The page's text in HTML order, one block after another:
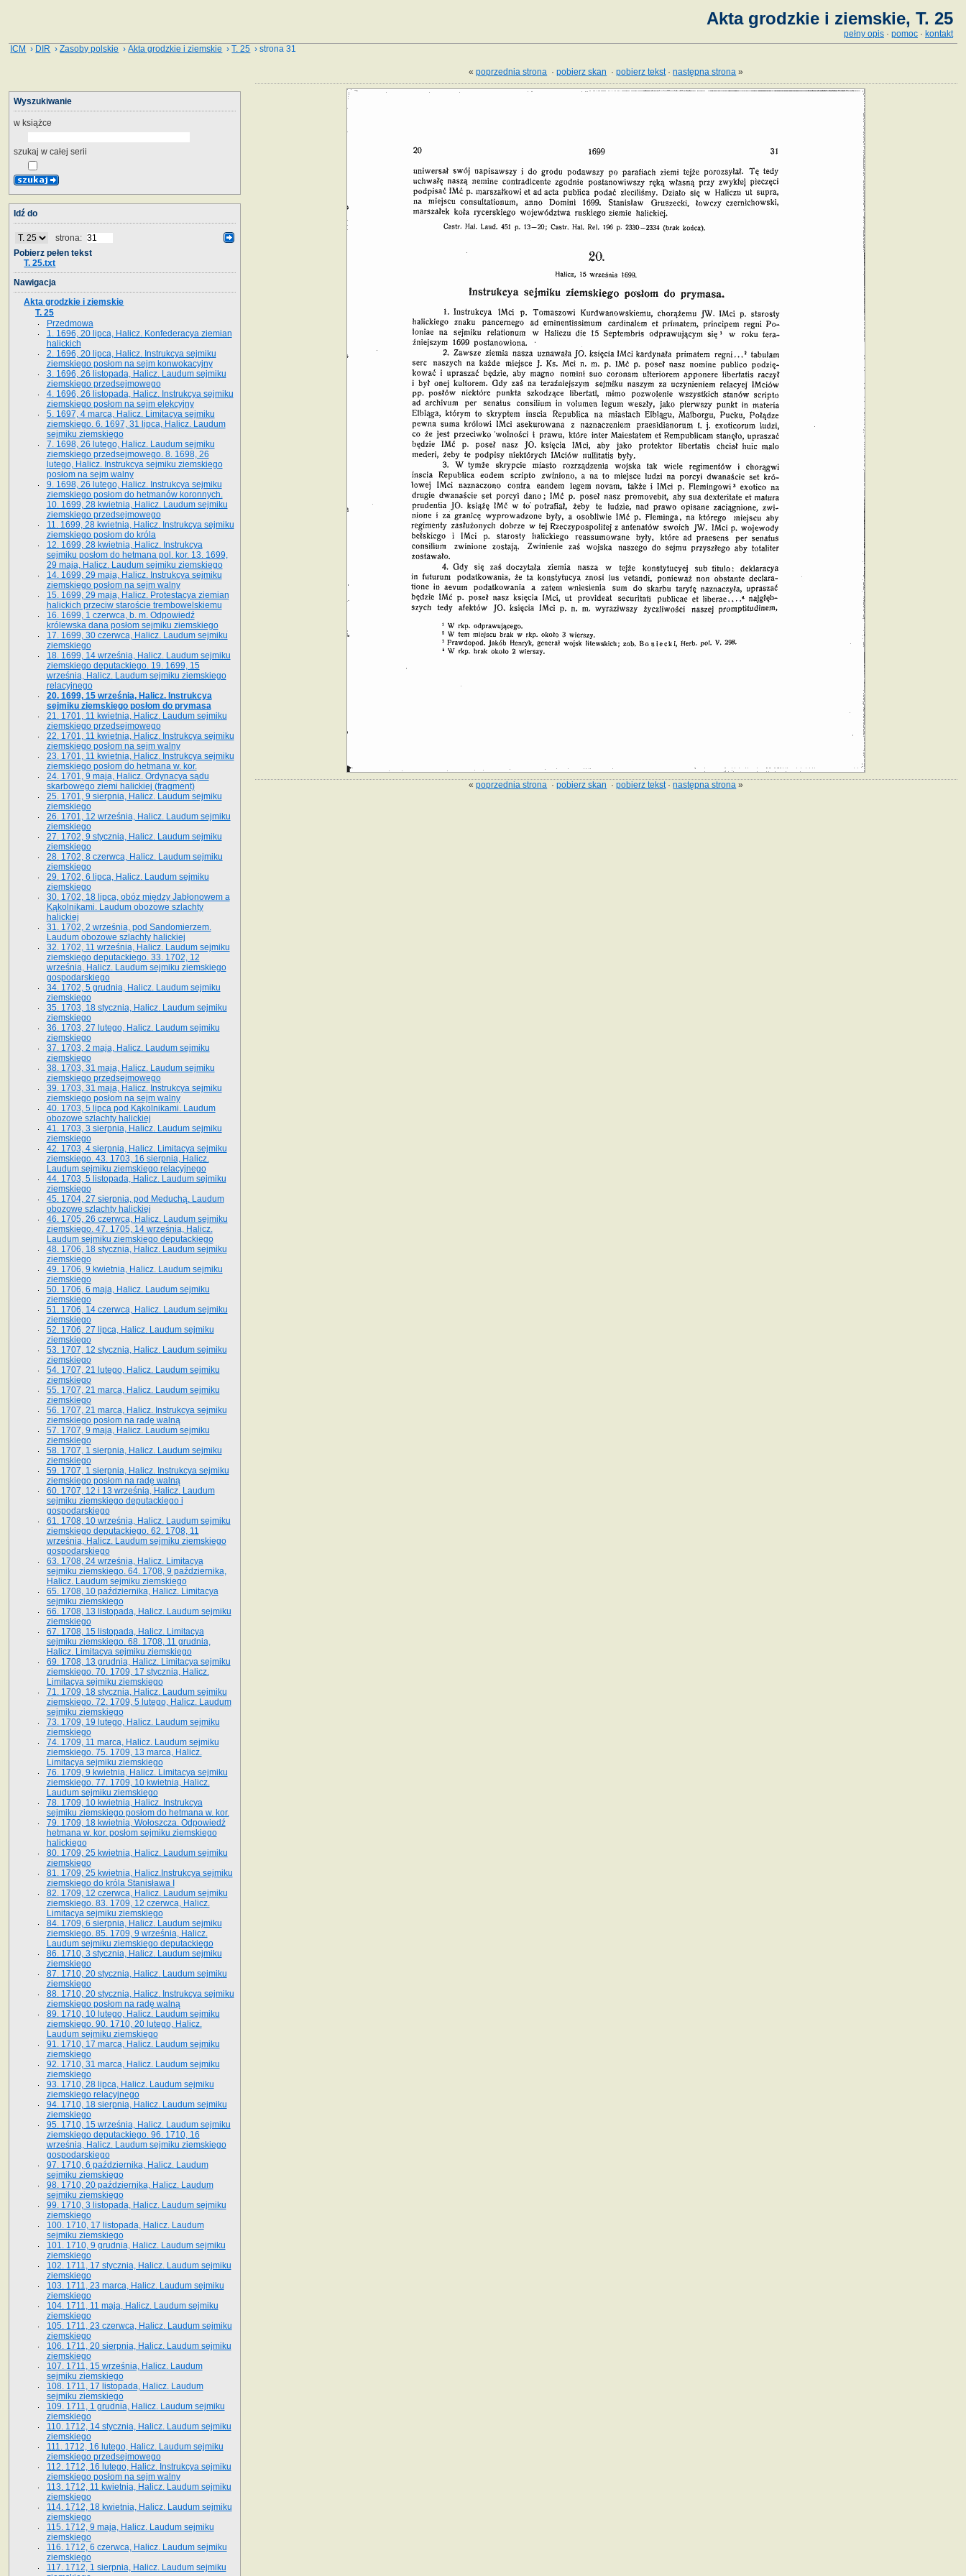
Akta grodzkie i ziemskie, T. 25
pełny opis · pomoc · kontakt
ICM › DIR ›Zasoby polskie ›Akta grodzkie i ziemskie ›T. 25 › strona 31
«poprzednia strona ·pobierz skan ·pobierz tekst·następna strona »
«poprzednia strona ·pobierz skan ·pobierz tekst·następna strona »
Wyszukiwanie
w książce
szukaj w całej serii
Idź do
strona:
Pobierz pełen tekst
T. 25.txt
Nawigacja
Akta grodzkie i ziemskie
T. 25
Przedmowa
1. 1696, 20 lipca, Halicz. Konfederacya ziemian
halickich
2. 1696, 20 lipca, Halicz. Instrukcya sejmiku
ziemskiego posłom na sejm konwokacyjny
3. 1696, 26 listopada, Halicz. Laudum sejmiku
ziemskiego przedsejmowego
4. 1696, 26 listopada, Halicz. Instrukcya sejmiku
ziemskiego posłom na sejm elekcyjny
5. 1697, 4 marca, Halicz. Limitacya sejmiku
ziemskiego. 6. 1697, 31 lipca, Halicz. Laudum
sejmiku ziemskiego
7. 1698, 26 lutego, Halicz. Laudum sejmiku
ziemskiego przedsejmowego. 8. 1698, 26
lutego, Halicz. Instrukcya sejmiku ziemskiego
posłom na sejm walny
9. 1698, 26 lutego, Halicz. Instrukcya sejmiku
ziemskiego posłom do hetmanów koronnych.
10. 1699, 28 kwietnia, Halicz. Laudum sejmiku
ziemskiego przedsejmowego
11. 1699, 28 kwietnia, Halicz. Instrukcya sejmiku
ziemskiego posłom do króla
12. 1699, 28 kwietnia, Halicz. Instrukcya
sejmiku posłom do hetmana pol. kor. 13. 1699,
29 maja, Halicz. Laudum sejmiku ziemskiego
14. 1699, 29 maja, Halicz. Instrukcya sejmiku
ziemskiego posłom na sejm walny
15. 1699, 29 maja, Halicz. Protestacya ziemian
halickich przeciw staroście trembowelskiemu
16. 1699, 1 czerwca, b. m. Odpowiedź
królewska dana posłom sejmiku ziemskiego
17. 1699, 30 czerwca, Halicz. Laudum sejmiku
ziemskiego
18. 1699, 14 września, Halicz. Laudum sejmiku
ziemskiego deputackiego. 19. 1699, 15
września, Halicz. Laudum sejmiku ziemskiego
relacyjnego
20. 1699, 15 września, Halicz. Instrukcya
sejmiku ziemskiego posłom do prymasa
21. 1701, 11 kwietnia, Halicz. Laudum sejmiku
ziemskiego przedsejmowego
22. 1701, 11 kwietnia, Halicz. Instrukcya sejmiku
ziemskiego posłom na sejm walny
23. 1701, 11 kwietnia, Halicz. Instrukcya sejmiku
ziemskiego posłom do hetmana w. kor.
24. 1701, 9 maja, Halicz. Ordynacya sądu
skarbowego ziemi halickiej (fragment)
25. 1701, 9 sierpnia, Halicz. Laudum sejmiku
ziemskiego
26. 1701, 12 września, Halicz. Laudum sejmiku
ziemskiego
27. 1702, 9 stycznia, Halicz. Laudum sejmiku
ziemskiego
28. 1702, 8 czerwca, Halicz. Laudum sejmiku
ziemskiego
29. 1702, 6 lipca, Halicz. Laudum sejmiku
ziemskiego
30. 1702, 18 lipca, obóz między Jabłonowem a
Kąkolnikami. Laudum obozowe szlachty
halickiej
31. 1702, 2 września, pod Sandomierzem.
Laudum obozowe szlachty halickiej
32. 1702, 11 września, Halicz. Laudum sejmiku
ziemskiego deputackiego. 33. 1702, 12
września, Halicz. Laudum sejmiku ziemskiego
gospodarskiego
34. 1702, 5 grudnia, Halicz. Laudum sejmiku
ziemskiego
35. 1703, 18 stycznia, Halicz. Laudum sejmiku
ziemskiego
36. 1703, 27 lutego, Halicz. Laudum sejmiku
ziemskiego
37. 1703, 2 maja, Halicz. Laudum sejmiku
ziemskiego
38. 1703, 31 maja, Halicz. Laudum sejmiku
ziemskiego przedsejmowego
39. 1703, 31 maja, Halicz. Instrukcya sejmiku
ziemskiego posłom na sejm walny
40. 1703, 5 lipca pod Kąkolnikami. Laudum
obozowe szlachty halickiej
41­. 1703, 3 sierpnia, Halicz. Laudum sejmiku
ziemskiego
42. 1703, 4 sierpnia, Halicz. Limitacya sejmiku
ziemskiego. 43. 1703, 16 sierpnia, Halicz.
Laudum sejmiku ziemskiego relacyjnego
44. 1703, 5 listopada, Halicz. Laudum sejmiku
ziemskiego
45. 1704, 27 sierpnia, pod Meduchą. Laudum
obozowe szlachty halickiej
46. 1705, 26 czerwca, Halicz. Laudum sejmiku
ziemskiego. 47. 1705, 14 września, Halicz.
Laudum sejmiku ziemskiego deputackiego
48. 1706, 18 stycznia, Halicz. Laudum sejmiku
ziemskiego
49. 1706, 9 kwietnia, Halicz. Laudum sejmiku
ziemskiego
50. 1706, 6 maja, Halicz. Laudum sejmiku
ziemskiego
51. 1706, 14 czerwca, Halicz. Laudum sejmiku
ziemskiego
52. 1706, 27 lipca, Halicz. Laudum sejmiku
ziemskiego
53. 1707, 12 stycznia, Halicz. Laudum sejmiku
ziemskiego
54. 1707, 21 lutego, Halicz. Laudum sejmiku
ziemskiego
55. 1707, 21 marca, Halicz. Laudum sejmiku
ziemskiego
56. 1707, 21 marca, Halicz. Instrukcya sejmiku
ziemskiego posłom na radę walną
57. 1707, 9 maja, Halicz. Laudum sejmiku
ziemskiego
58. 1707, 1 sierpnia, Halicz. Laudum sejmiku
ziemskiego
59. 1707, 1 sierpnia, Halicz. Instrukcya sejmiku
ziemskiego posłom na radę walną
60. 1707, 12 i 13 września, Halicz. Laudum
sejmiku ziemskiego deputackiego i
gospodarskiego
61. 1708, 10 września, Halicz. Laudum sejmiku
ziemskiego deputackiego. 62. 1708, 11
września, Halicz. Laudum sejmiku ziemskiego
gospodarskiego
63. 1708, 24 września, Halicz. Limitacya
sejmiku ziemskiego. 64. 1708, 9 października,
Halicz. Laudum sejmiku ziemskiego
65­. 1708, 10 października, Halicz. Limitacya
sejmiku ziemskiego
66. 1708, 13 listopada, Halicz. Laudum sejmiku
ziemskiego
67. 1708, 15 listopada, Halicz. Limitacya
sejmiku ziemskiego. 68. 1708, 11 grudnia,
Halicz. Limitacya sejmiku ziemskiego
69. 1708, 13 grudnia, Halicz. Limitacya sejmiku
ziemskiego. 70. 1709, 17 stycznia, Halicz.
Limitacya sejmiku ziemskiego
71. 1709, 18 stycznia, Halicz. Laudum sejmiku
ziemskiego. 72. 1709, 5 lutego, Halicz. Laudum
sejmiku ziemskiego
73. 1709, 19 lutego, Halicz. Laudum sejmiku
ziemskiego
74. 1709, 11 marca, Halicz. Laudum sejmiku
ziemskiego. 75. 1709, 13 marca, Halicz.
Limitacya sejmiku ziemskiego
76. 1709, 9 kwietnia, Halicz. Limitacya sejmiku
ziemskiego. 77. 1709, 10 kwietnia, Halicz.
Laudum sejmiku ziemskiego
78. 1709, 10 kwietnia, Halicz. Instrukcya
sejmiku ziemskiego posłom do hetmana w. kor.
79. 1709, 18 kwietnia, Wołoszcza. Odpowiedź
hetmana w. kor. posłom sejmiku ziemskiego
halickiego
80. 1709, 25 kwietnia, Halicz. Laudum sejmiku
ziemskiego
81. 1709, 25 kwietnia, Halicz.Instrukcya sejmiku
ziemskiego do króla Stanisława I
82. 1709, 12 czerwca, Halicz. Laudum sejmiku
ziemskiego. 83. 1709, 12 czerwca, Halicz.
Limitacya sejmiku ziemskiego
84. 1709, 6 sierpnia, Halicz. Laudum sejmiku
ziemskiego. 85. 1709, 9 września, Halicz.
Laudum sejmiku ziemskiego deputackiego
86. 1710, 3 stycznia, Halicz. Laudum sejmiku
ziemskiego
87. 1710, 20 stycznia, Halicz. Laudum sejmiku
ziemskiego
88. 1710, 20 stycznia, Halicz. Instrukcya sejmiku
ziemskiego posłom na radę walną
89. 1710, 10 lutego, Halicz. Laudum sejmiku
ziemskiego. 90. 1710, 20 lutego, Halicz.
Laudum sejmiku ziemskiego
91. 1710, 17 marca, Halicz. Laudum sejmiku
ziemskiego
92. 1710, 31 marca, Halicz. Laudum sejmiku
ziemskiego
93. 1710, 28 lipca, Halicz. Laudum sejmiku
ziemskiego relacyjnego
94. 1710, 18 sierpnia, Halicz. Laudum sejmiku
ziemskiego
95. 1710, 15 września, Halicz. Laudum sejmiku
ziemskiego deputackiego. 96. 1710, 16
września, Halicz. Laudum sejmiku ziemskiego
gospodarskiego
97. 1710, 6 października, Halicz. Laudum
sejmiku ziemskiego
98. 1710, 20 października, Halicz. Laudum
sejmiku ziemskiego
99. 1710, 3 listopada, Halicz. Laudum sejmiku
ziemskiego
100. 1710, 17 listopada, Halicz. Laudum
sejmiku ziemskiego
101. 1710, 9 grudnia, Halicz. Laudum sejmiku
ziemskiego
102. 1711, 17 stycznia, Halicz. Laudum sejmiku
ziemskiego
103. 1711, 23 marca, Halicz. Laudum sejmiku
ziemskiego
104. 1711, 11 maja, Halicz. Laudum sejmiku
ziemskiego
105. 1711, 23 czerwca, Halicz. Laudum sejmiku
ziemskiego
106. 1711, 20 sierpnia, Halicz. Laudum sejmiku
ziemskiego
107. 1711, 15 września, Halicz. Laudum
sejmiku ziemskiego
108. 1711, 17 listopada, Halicz. Laudum
sejmiku ziemskiego
109. 1711, 1 grudnia, Halicz. Laudum sejmiku
ziemskiego
110. 1712, 14 stycznia, Halicz. Laudum sejmiku
ziemskiego
111. 1712, 16 lutego, Halicz. Laudum sejmiku
ziemskiego przedsejmowego
112. 1712, 16 lutego, Halicz. Instrukcya sejmiku
ziemskiego posłom na sejm walny
113. 1712, 11 kwietnia, Halicz. Laudum sejmiku
ziemskiego
114. 1712, 18 kwietnia, Halicz. Laudum sejmiku
ziemskiego
115. 1712, 9 maja, Halicz. Laudum sejmiku
ziemskiego
116. 1712, 6 czerwca, Halicz. Laudum sejmiku
ziemskiego
117. 1712, 1 sierpnia, Halicz. Laudum sejmiku